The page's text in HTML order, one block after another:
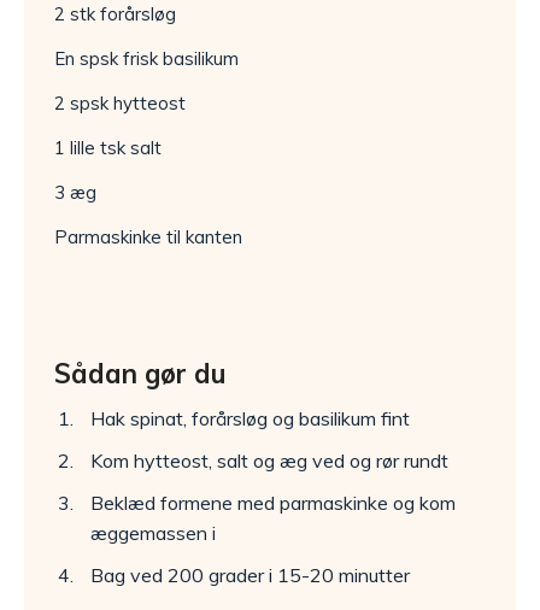
2 stk forårsløg
En spsk frisk basilikum
2 spsk hytteost
1 lille tsk salt
3 æg
Parmaskinke til kanten
Sådan gør du
Hak spinat, forårsløg og basilikum fint
Kom hytteost, salt og æg ved og rør rundt
Beklæd formene med parmaskinke og kom
æggemassen i
Bag ved 200 grader i 15-20 minutter